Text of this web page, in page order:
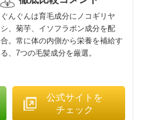
ぐんぐんは育毛成分にノコギリヤ
シ、菊芋、イソフラボン成分を配
合。常に体の内側から栄養を補給す
る、7つの毛髪成分を厳選。
公式サイトを
チェック